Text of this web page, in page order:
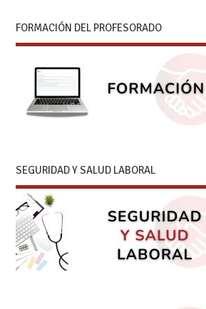
FORMACIÓN DEL PROFESORADO
SEGURIDAD Y SALUD LABORAL